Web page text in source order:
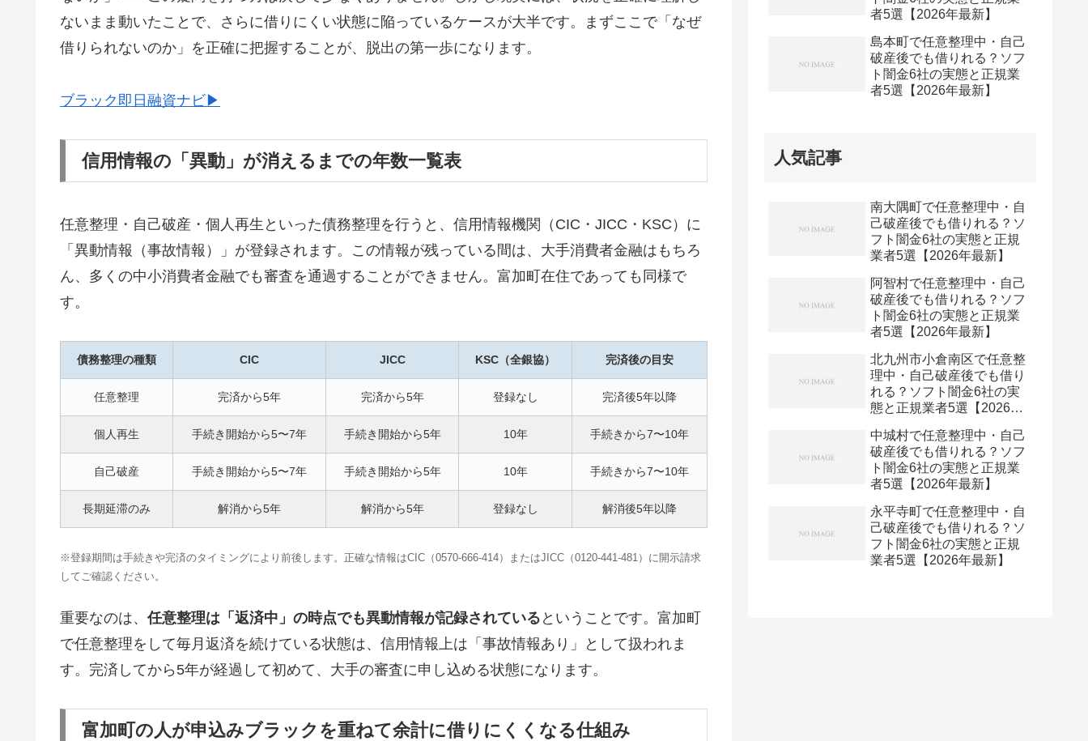
ないまま動いたことで、さらに借りにくい状態に陥っているケースが大半です。まずここで「なぜ
借りられないのか」を正確に把握することが、脱出の第一歩になります。
ブラック即日融資ナビ▶
信用情報の「異動」が消えるまでの年数一覧表
任意整理・自己破産・個人再生といった債務整理を行うと、信用情報機関（CIC・JICC・KSC）に
「異動情報（事故情報）」が登録されます。この情報が残っている間は、大手消費者金融はもちろ
ん、多くの中小消費者金融でも審査を通過することができません。富加町在住であっても同様で
す。
債務整理の種類 CIC JICC KSC（全銀協） 完済後の目安
任意整理 完済から5年 完済から5年 登録なし 完済後5年以降
個人再生 手続き開始から5〜7年 手続き開始から5年 10年 手続きから7〜10年
自己破産 手続き開始から5〜7年 手続き開始から5年 10年 手続きから7〜10年
長期延滞のみ 解消から5年 解消から5年 登録なし 解消後5年以降
※登録期間は手続きや完済のタイミングにより前後します。正確な情報はCIC（0570-666-414）またはJICC（0120-441-481）に開示請求
してご確認ください。
重要なのは、 任意整理は「返済中」の時点でも異動情報が記録されている ということです。富加町
で任意整理をして毎月返済を続けている状態は、信用情報上は「事故情報あり」として扱われま
す。完済してから5年が経過して初めて、大手の審査に申し込める状態になります。
富加町の人が申込みブラックを重ねて余計に借りにくくなる仕組み
者5選【2026年最新】
島本町で任意整理中・自己
破産後でも借りれる？ソフ
ト闇金6社の実態と正規業
者5選【2026年最新】
人気記事
南大隅町で任意整理中・自
己破産後でも借りれる？ソ
フト闇金6社の実態と正規
業者5選【2026年最新】
阿智村で任意整理中・自己
破産後でも借りれる？ソフ
ト闇金6社の実態と正規業
者5選【2026年最新】
北九州市小倉南区で任意整
理中・自己破産後でも借り
れる？ソフト闇金6社の実
態と正規業者5選【2026年
中城村で任意整理中・自己
破産後でも借りれる？ソフ
ト闇金6社の実態と正規業
者5選【2026年最新】
永平寺町で任意整理中・自
己破産後でも借りれる？ソ
フト闇金6社の実態と正規
業者5選【2026年最新】